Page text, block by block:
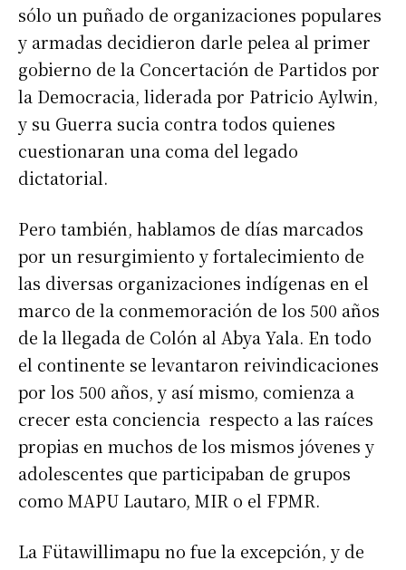
sólo un puñado de organizaciones populares
y armadas decidieron darle pelea al primer
gobierno de la Concertación de Partidos por
la Democracia, liderada por Patricio Aylwin,
y su Guerra sucia contra todos quienes
cuestionaran una coma del legado
dictatorial.
Pero también, hablamos de días marcados
por un resurgimiento y fortalecimiento de
las diversas organizaciones indígenas en el
marco de la conmemoración de los 500 años
de la llegada de Colón al Abya Yala. En todo
el continente se levantaron reivindicaciones
por los 500 años, y así mismo, comienza a
crecer esta conciencia respecto a las raíces
propias en muchos de los mismos jóvenes y
adolescentes que participaban de grupos
como MAPU Lautaro, MIR o el FPMR.
La Fütawillimapu no fue la excepción, y de